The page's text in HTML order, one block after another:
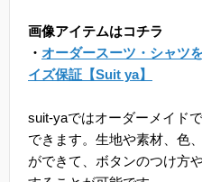
画像アイテムはコチラ
・ オーダースーツ・シャツ
イズ保証【Suit ya】
suit-yaではオーダーメイド
できます。生地や素材、色
ができて、ボタンのつけ方